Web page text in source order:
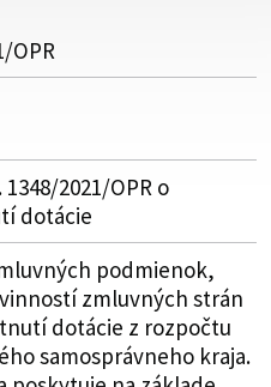
OPR
2021/OPR o
dotácie
podmienok,
zmluvných strán
dotácie z rozpočtu
samosprávneho kraja.